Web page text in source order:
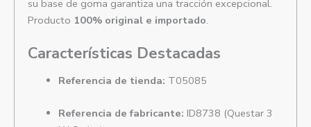
su base de goma garantiza una tracción excepcional.
Producto 100% original e importado.
Características Destacadas
Referencia de tienda: T05085
Referencia de fabricante: ID8738 (Questar 3